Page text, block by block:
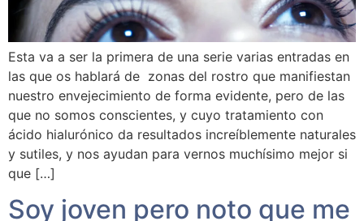
Esta va a ser la primera de una serie varias entradas en
las que os hablará de zonas del rostro que manifiestan
nuestro envejecimiento de forma evidente, pero de las
que no somos conscientes, y cuyo tratamiento con
ácido hialurónico da resultados increíblemente naturales
y sutiles, y nos ayudan para vernos muchísimo mejor si
que […]
Soy joven pero noto que me